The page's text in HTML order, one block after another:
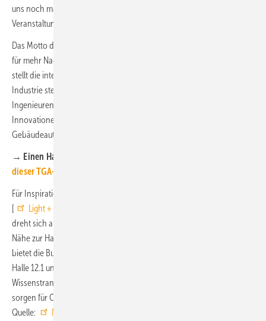
uns noch mal einen positiven Schub für die letzten Schritte bis zur
Veranstaltung,“ freut sich Johannes Möller, Leiter der Light + Building.
Das Motto der Innovationsschau lautet 2024 „Be Electrified“. Als Basis
für mehr Nachhaltigkeit und einen zukunftsfähigen Gebäudesektor
stellt die internationale Leitmesse die Elektrifizierung in den Fokus. Die
Industrie stellt Architekten, Innenarchitekten, Designern, Planern,
Ingenieuren, dem Handwerk und Handel ihre Lichttrends sowie
Innovationen aus den Bereichen Elektrotechnik, Haus- und
Gebäudeautomation und vernetzter Sicherheitstechnik vor.
→ Einen Hallenplan für die Light + Building 2024 finden Sie
dieser TGA-Meldung
Für Inspiration und Information sorgt die Vielzahl der Events.
[
Light + Building Event-Kalender
dreht sich alles um Licht, Architektur und Gestaltung. In thematischer
Nähe zur Haus- und Gebäudeautomation sowie zur Elektrotechnik
bietet die Building Plaza in Halle 9.0, das ZVEI-Technologieforum in
Halle 12.1 und das E-Haus des ZVEH in Halle 11.0 die Chance für
Wissenstransfer. Geführte Rundgänge zu ausgewählten Themen
sorgen für Orientierung in der Vielfalt der Messehighlights. ■
Quelle:
Messe Frankfurt